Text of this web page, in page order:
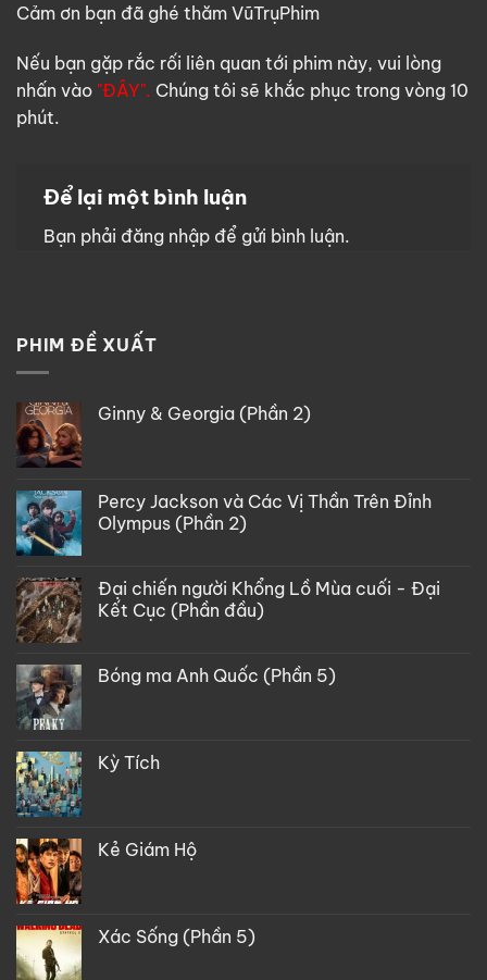
Cảm ơn bạn đã ghé thăm VũTrụPhim
Nếu bạn gặp rắc rối liên quan tới phim này, vui lòng
nhấn vào "ĐÂY". Chúng tôi sẽ khắc phục trong vòng 10
phút.
Để lại một bình luận
Bạn phải đăng nhập để gửi bình luận.
PHIM ĐỀ XUẤT
Ginny & Georgia (Phần 2)
Percy Jackson và Các Vị Thần Trên Đỉnh
Olympus (Phần 2)
Đại chiến người Khổng Lồ Mùa cuối - Đại
Kết Cục (Phần đầu)
Bóng ma Anh Quốc (Phần 5)
Kỳ Tích
Kẻ Giám Hộ
Xác Sống (Phần 5)